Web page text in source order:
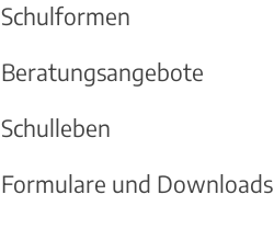
Schulformen
Beratungsangebote
Schulleben
Formulare und Downloads